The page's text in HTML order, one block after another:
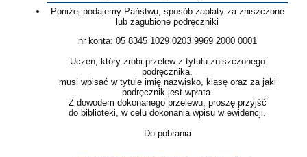
Poniżej podajemy Państwu, sposób zapłaty za zniszczone
lub zagubione podręczniki
nr konta: 05 8345 1029 0203 9969 2000 0001
Uczeń, który zrobi przelew z tytułu zniszczonego
podręcznika,
musi wpisać w tytule imię nazwisko, klasę oraz za jaki
podręcznik jest wpłata.
Z dowodem dokonanego przelewu, proszę przyjść
do biblioteki, w celu dokonania wpisu w ewidencji.
Do pobrania